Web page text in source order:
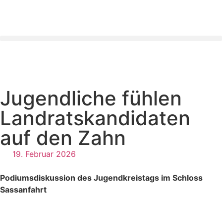
Jugendliche fühlen
Landratskandidaten
auf den Zahn
19. Februar 2026
Podiumsdiskussion des Jugendkreistags im Schloss
Sassanfahrt